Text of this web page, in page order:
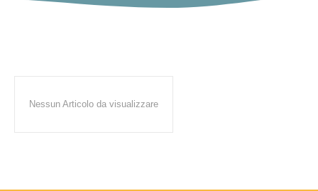
Nessun Articolo da visualizzare